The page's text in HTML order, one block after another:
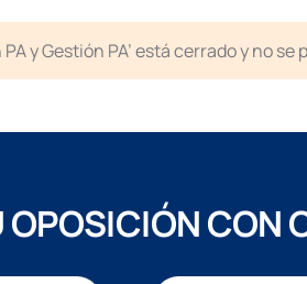
y Gestión PA’ está cerrado y no
OPOSICIÓN CON